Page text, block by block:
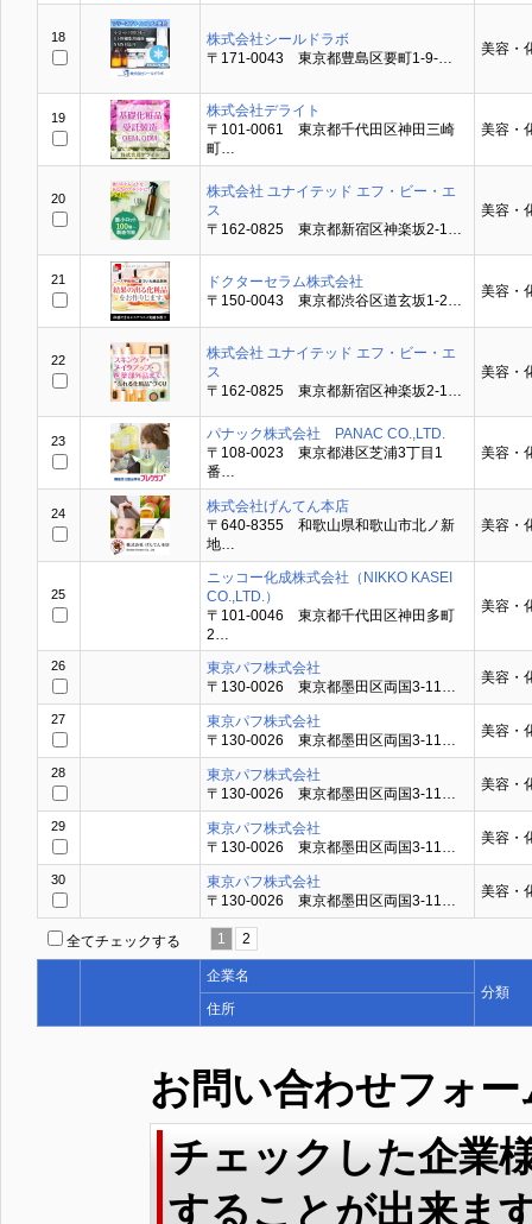
18
株式会社シールドラボ
〒171-0043 東京都豊島区要町1-9-…
美容・
19
株式会社デライト
〒101-0061 東京都千代田区神田三崎
町…
美容・
20
株式会社 ユナイテッド エフ・ビー・エ
ス
〒162-0825 東京都新宿区神楽坂2-1…
美容・
21
ドクターセラム株式会社
〒150-0043 東京都渋谷区道玄坂1-2…
美容・
22
株式会社 ユナイテッド エフ・ビー・エ
ス
〒162-0825 東京都新宿区神楽坂2-1…
美容・
23
パナック株式会社 PANAC CO.,LTD.
〒108-0023 東京都港区芝浦3丁目1
番…
美容・
24
株式会社げんてん本店
〒640-8355 和歌山県和歌山市北ノ新
地…
美容・
25
ニッコー化成株式会社（NIKKO KASEI
CO.,LTD.）
〒101-0046 東京都千代田区神田多町
2…
美容・
26
東京パフ株式会社
〒130-0026 東京都墨田区両国3-11…
美容・
27
東京パフ株式会社
〒130-0026 東京都墨田区両国3-11…
美容・
28
東京パフ株式会社
〒130-0026 東京都墨田区両国3-11…
美容・
29
東京パフ株式会社
〒130-0026 東京都墨田区両国3-11…
美容・
30
東京パフ株式会社
〒130-0026 東京都墨田区両国3-11…
美容・
全てチェックする 1 2
企業名
分類
住所
お問い合わせフォー
チェックした企業
することが出来ま